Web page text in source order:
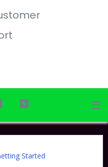
Started